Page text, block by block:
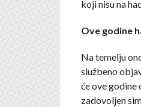
koji nisu na
Ove godine
Na temelju
službeno
će ove godine
zadovoljen